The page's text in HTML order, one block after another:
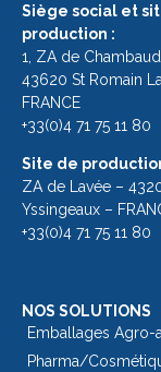
Siège social et
production :
1, ZA de Chambaud
43620 St Romain
FRANCE
+33(0)4 71 75 11 80
Site de
ZA de Lavée –
Yssingeaux –
+33(0)4 71 75 11 80
NOS SOLUTIONS
Emballages Agro-
Pharma/